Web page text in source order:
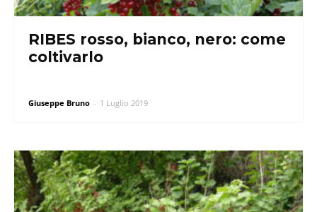
RIBES rosso, bianco, nero: come
coltivarlo
Giuseppe Bruno - 1 Luglio 2019